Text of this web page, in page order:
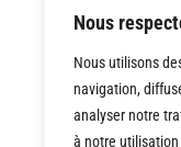
Nous
Nous utilisons
navigation,
analyser notre
à notre